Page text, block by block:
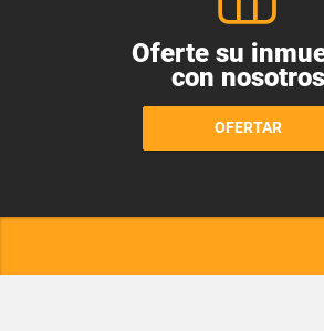
Oferte su
con nosotros
OFERTAR